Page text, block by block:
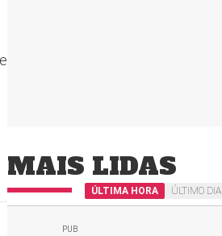
MAIS LIDAS
ÚLTIMA HORA ÚLTIMO DIA